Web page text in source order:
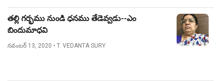
తల్లి గర్భము నుండి ధనము తేడెవ్వడు--ఎం
బిందుమాధవి
నవంబర్ 13, 2020 • T. VEDANTA SURY